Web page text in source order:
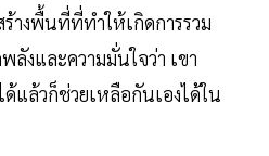
างพื้นที่ที่ทำให้เกิดการรวม
ลังและความมั่นใจว่า เขา
แล้วก็ช่วยเหลือกันเองได้ใน